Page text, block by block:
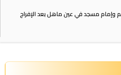
وإمام مسجد في عين ماهل بعد الإفراج